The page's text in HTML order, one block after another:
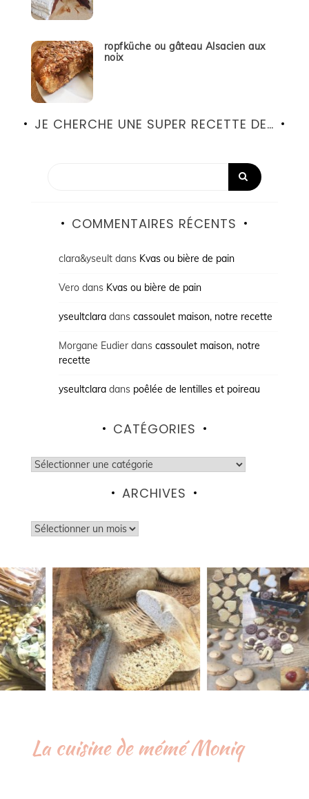
ropfküche ou gâteau Alsacien aux
noix
JE CHERCHE UNE SUPER RECETTE DE…
COMMENTAIRES RÉCENTS
clara&yseultdans Kvas ou bière de pain
Verodans Kvas ou bière de pain
yseultclaradans cassoulet maison, notre recette
Morgane Eudierdans cassoulet maison, notre
recette
yseultclaradans poêlée de lentilles et poireau
CATÉGORIES
Catégories
ARCHIVES
Archives
La cuisine de mémé Moniq